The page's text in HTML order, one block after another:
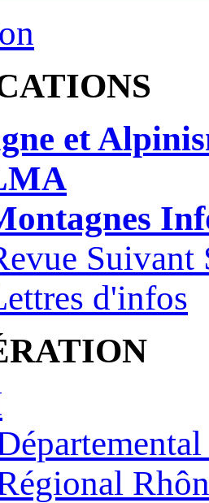
et
Suivant
d'infos